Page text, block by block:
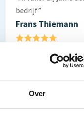
Over
bedrijf”
Frans Thiemann